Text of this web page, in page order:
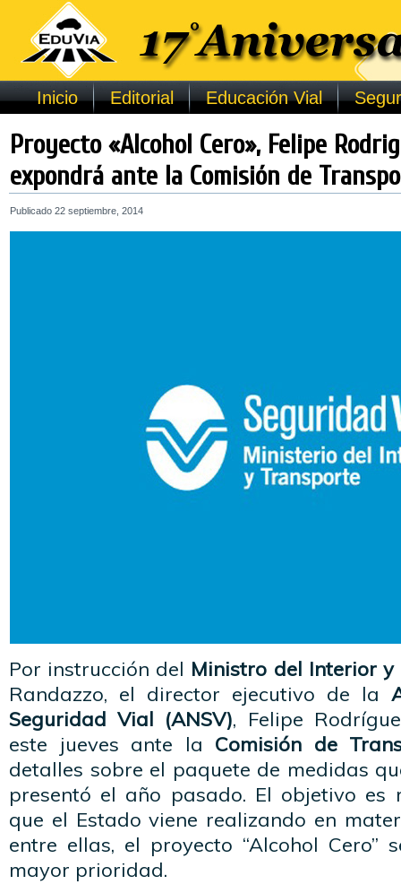
Inicio Editorial Educación Vial
Proyecto «Alcohol Cero», Felipe
expondrá ante la Comisión de
Publicado 22 septiembre, 2014
Por instrucción del Ministro del Interior y
Randazzo, el director ejecutivo de la
Seguridad Vial (ANSV), Felipe
este jueves ante la Comisión de
detalles sobre el paquete de medidas
presentó el año pasado. El objetivo es
que el Estado viene realizando en
entre ellas, el proyecto “Alcohol Cero”
mayor prioridad.